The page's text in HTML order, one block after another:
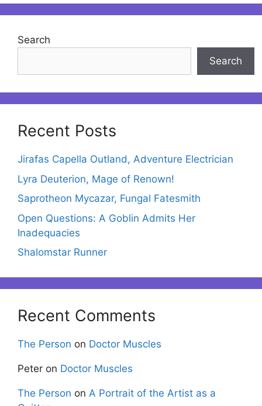
Search
Search
Recent Posts
Jirafas Capella Outland, Adventure Electrician
Lyra Deuterion, Mage of Renown!
Saprotheon Mycazar, Fungal Fatesmith
Open Questions: A Goblin Admits Her
Inadequacies
Shalomstar Runner
Recent Comments
The Person on Doctor Muscles
Peter on Doctor Muscles
The Person on A Portrait of the Artist as a